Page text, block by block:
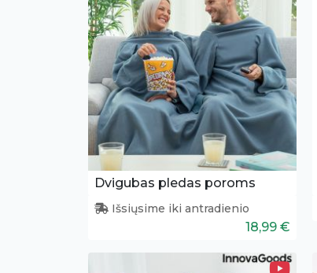
Dvigubas pledas poroms
Išsiųsime iki antradienio
18,99 €